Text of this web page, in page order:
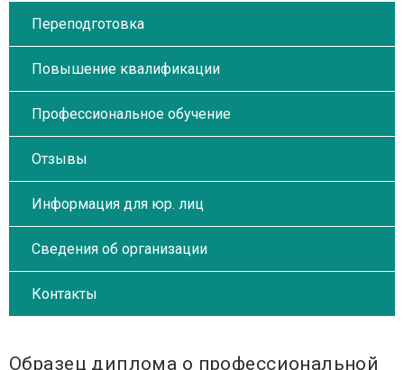
Переподготовка
Повышение квалификации
Профессиональное обучение
Отзывы
Информация для юр. лиц
Сведения об организации
Контакты
Образец диплома о профессиональной